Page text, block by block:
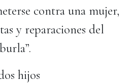
contra una mujer,
y reparaciones del
hijos